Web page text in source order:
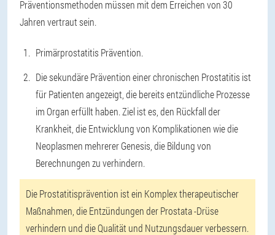
Präventionsmethoden müssen mit dem Erreichen von 30
Jahren vertraut sein.
Primärprostatitis Prävention.
Die sekundäre Prävention einer chronischen Prostatitis ist
für Patienten angezeigt, die bereits entzündliche Prozesse
im Organ erfüllt haben. Ziel ist es, den Rückfall der
Krankheit, die Entwicklung von Komplikationen wie die
Neoplasmen mehrerer Genesis, die Bildung von
Berechnungen zu verhindern.
Die Prostatitisprävention ist ein Komplex therapeutischer
Maßnahmen, die Entzündungen der Prostata -Drüse
verhindern und die Qualität und Nutzungsdauer verbessern.